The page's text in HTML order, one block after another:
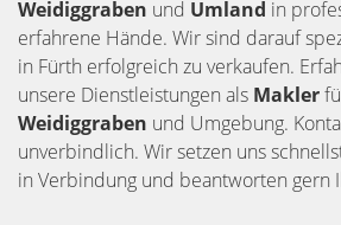
Weidiggraben und Umland in
erfahrene Hände. Wir sind darauf
in Fürth erfolgreich zu verkaufen.
unsere Dienstleistungen als Makler
Weidiggraben und Umgebung.
unverbindlich. Wir setzen uns
in Verbindung und beantworten gern